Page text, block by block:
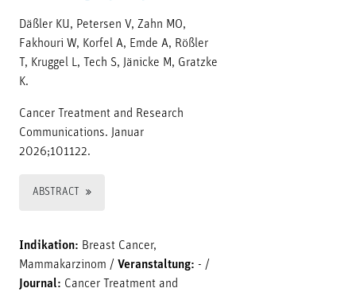
Däßler KU, Petersen V, Zahn MO,
Fakhouri W, Korfel A, Emde A, Rößler
T, Kruggel L, Tech S, Jänicke M, Gratzke
K.
Cancer Treatment and Research
Communications. Januar
2026;101122.
ABSTRACT
Indikation: Breast Cancer,
Mammakarzinom / Veranstaltung: - /
Journal: Cancer Treatment and